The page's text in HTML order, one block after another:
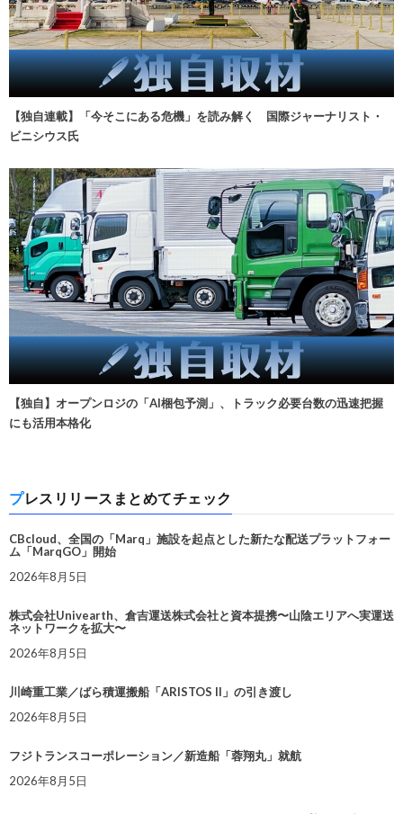
【独自連載】「今そこにある危機」を読み解く 国際ジャーナリスト・
ビニシウス氏
【独自】オープンロジの「AI梱包予測」、トラック必要台数の迅速把握
にも活用本格化
プレスリリースまとめてチェック
CBcloud、全国の「Marq」施設を起点とした新たな配送プラットフォー
ム「MarqGO」開始
2026年8月5日
株式会社Univearth、倉吉運送株式会社と資本提携〜山陰エリアへ実運送
ネットワークを拡大〜
2026年8月5日
川崎重工業／ばら積運搬船「ARISTOS II」の引き渡し
2026年8月5日
フジトランスコーポレーション／新造船「蓉翔丸」就航
2026年8月5日